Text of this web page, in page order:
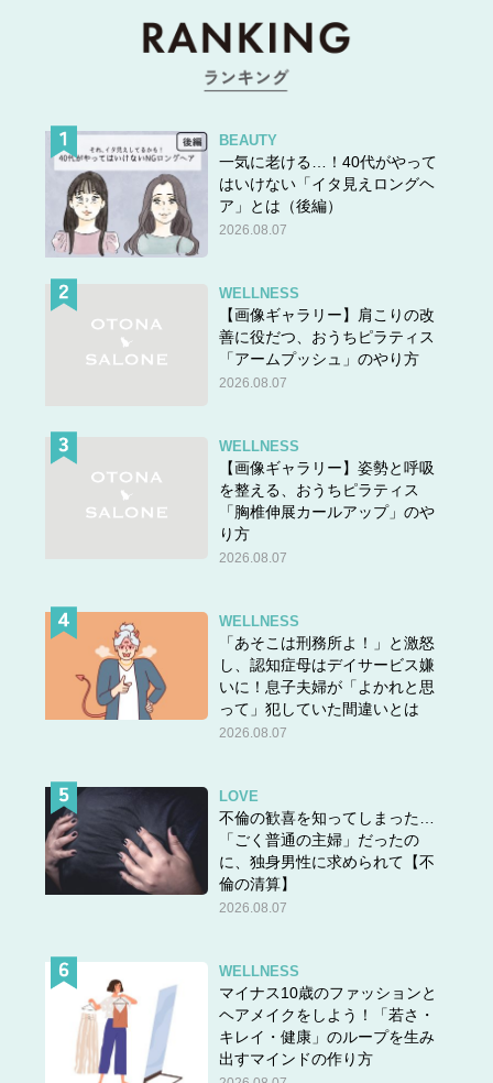
お父さんだよ。ドアを開けて。
Who are you? ではなく、 Who is it?ぜひ
さいね ♪
★他の問題にもチャレンジ！
BEAUTY
一気に老ける…！40代がやって
はいけない「イタ見えロングヘ
ア」とは（後編）
2026.08.07
WELLNESS
【画像ギャラリー】肩こりの改
善に役だつ、おうちピラティス
「アームプッシュ」のやり方
2026.08.07
WELLNESS
【画像ギャラリー】姿勢と呼吸
を整える、おうちピラティス
「胸椎伸展カールアップ」のや
り方
2026.08.07
WELLNESS
「あそこは刑務所よ！」と激怒
し、認知症母はデイサービス嫌
いに！息子夫婦が「よかれと思
って」犯していた間違いとは
2026.08.07
LOVE
不倫の歓喜を知ってしまった…
「ごく普通の主婦」だったの
に、独身男性に求められて【不
倫の清算】
2026.08.07
WELLNESS
マイナス10歳のファッションと
ヘアメイクをしよう！「若さ・
キレイ・健康」のループを生み
出すマインドの作り方